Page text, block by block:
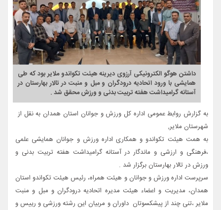
داشتن هوگو الکترونیکی آرزوی دیرینه هیئت تکواندو ملایر بود که طی
همایشی با ورود اتحادیه درودگران و مبل و منبت در تالار بهارستان در
آستانه گرامیداشت هفته تربیت بدنی و ورزش محقق شد .
به گزارش روابط عمومی اداره کل ورزش و جوانان استان همدان به نقل از
شهرستان ملایر,
به همت هیئت تکواندو و همکاری اداره ورزش و جوانان همایشی علمی
،فرهنگی و ارزشی و ماندگار در آستانه گرامیداشت هفته تربیت بدنی و
ورزش در تالار بهارستان برگزار شد .
سرپرست اداره ورزش و جوانان و هیئت همراه، رئیس هیئت تکواندو استان
همدان، مدیریت و اعضاء هیئت مدیره اتحادیه درودگران و مبل و منبت
ملایر ،تنی چند از پیشکسوتان داوران و مربیان این رشته ورزشی و رییس و